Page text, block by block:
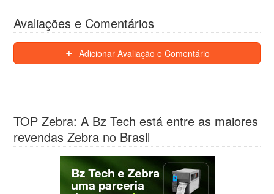
Avaliações e Comentários
Adicionar Avaliação e Comentário
TOP Zebra: A Bz Tech está entre as maiores
revendas Zebra no Brasil